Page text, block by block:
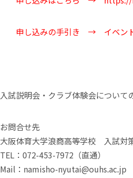
申し込みの手引き → イベン
入試説明会・クラブ体験会につい
お問合せ先
大阪体育大学浪商高等学校 入試対
TEL：072-453-7972（直通）
Mail：namisho-nyutai@ouhs.ac.jp